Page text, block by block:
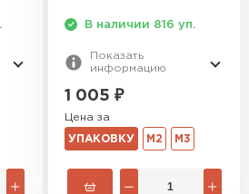
В наличии 816 уп.
Показать
информацию
1 005 ₽
Цена за
УПАКОВКУ М2 М3
Rockwool